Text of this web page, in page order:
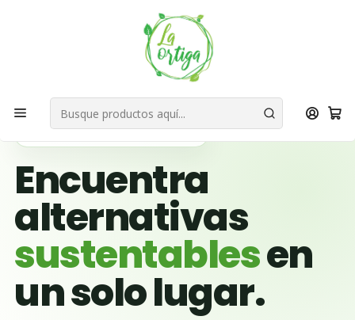
Bienvenid@s a quienes quieren un planeta más verde...
Nuestra Misión
Ubicación Emprendedores Región Metropolitana
Vitacura
🌱 BUSCADOR VERDE DE CHILE
Encuentra
alternativas
sustentablesen
un solo lugar.